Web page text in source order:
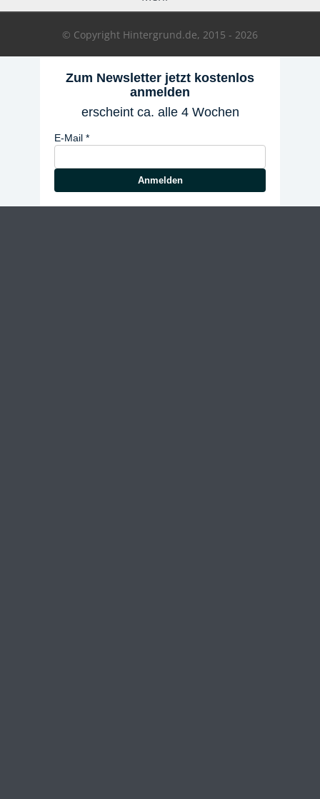
© Copyright Hintergrund.de, 2015 - 2026
Zum Newsletter jetzt kostenlos
anmelden
erscheint ca. alle 4 Wochen
E-Mail
Anmelden